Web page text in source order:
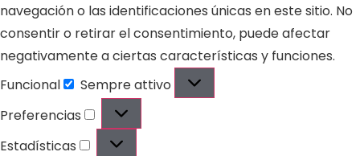
navegación o las identificaciones únicas en este sitio. No
consentir o retirar el consentimiento, puede afectar
negativamente a ciertas características y funciones.
Funcional
Sempre attivo
Preferencias
Estadísticas